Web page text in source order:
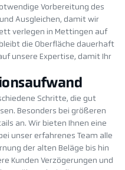
Vorbereitung des
Ausgleichen, damit wir
verlegen in Mettingen auf
die Oberfläche dauerhaft
unsere Expertise, damit Ihr
Schritte, die gut
Besonders bei größeren
an. Wir bieten Ihnen eine
unser erfahrenes Team alle
der alten Beläge bis hin
Kunden Verzögerungen und